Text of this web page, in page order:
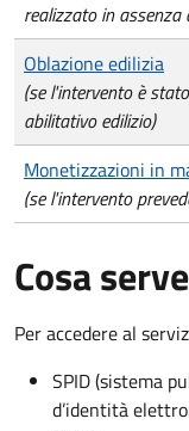
realizzato in
Oblazione edilizia
(se l'intervento è
abilitativo edilizio)
Monetizzazioni in
(se l'intervento
Cosa serve
Per accedere al
SPID (sistema
d’identità